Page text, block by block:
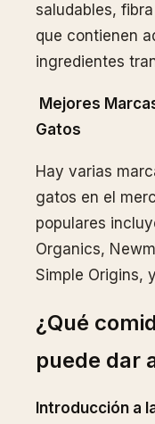
saludables,
que contienen
ingredientes
Mejores
Gatos
Hay varias
gatos en el
populares
Organics,
Simple Origins,
¿Qué
puede dar
Introducción a